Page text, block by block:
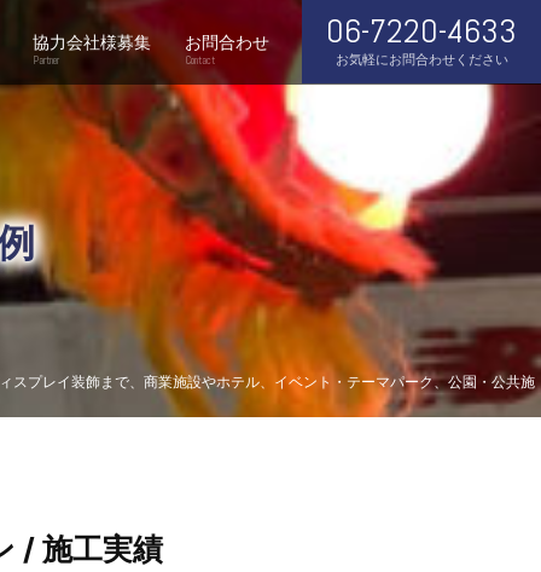
協力会社様募集
Partner
お問合わせ
Contact
06-7220-4633
お気軽にお問合わせください
プレイ装飾まで、商業施設やホテル、イベント・テーマパーク、公園・公共施
/ 施工実績